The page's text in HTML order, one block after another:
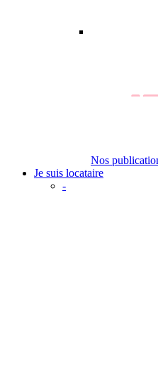
Nos
Je suis locataire
-